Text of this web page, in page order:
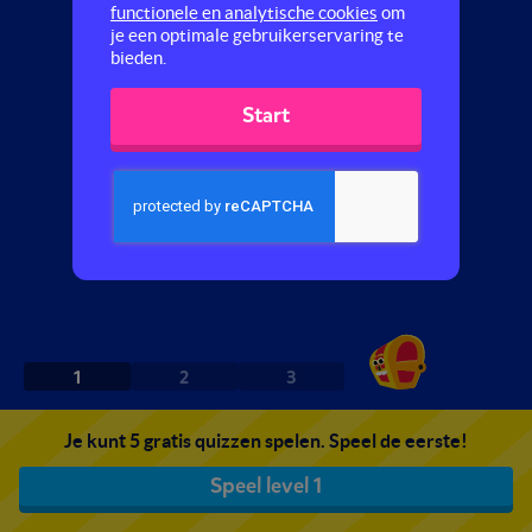
1 2 3
Je kunt 5 gratis quizzen spelen. Speel de eerste!
Speel level 1
functionele en analytische cookies om
je een optimale gebruikerservaring te
bieden.
Start